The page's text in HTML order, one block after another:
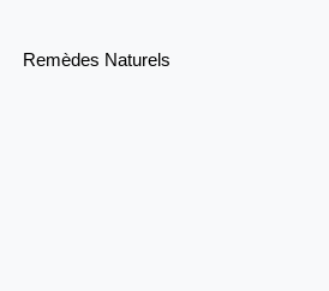
Remèdes Naturels